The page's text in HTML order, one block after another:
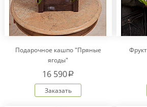
Подарочное кашпо "Пряные
ягоды"
16 590a
Заказать